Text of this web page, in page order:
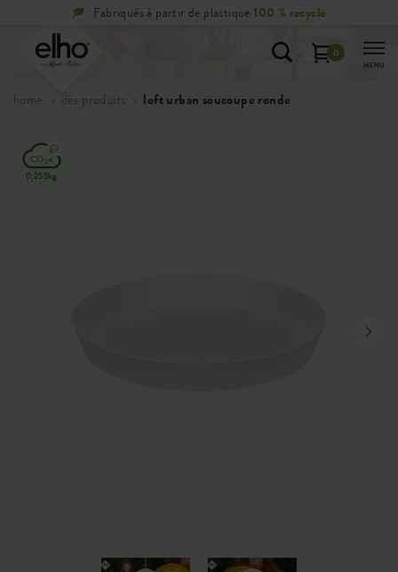
Retoursgratuitssous 100
0
MENU
home des produits loft urban soucoupe ronde
0,255kg